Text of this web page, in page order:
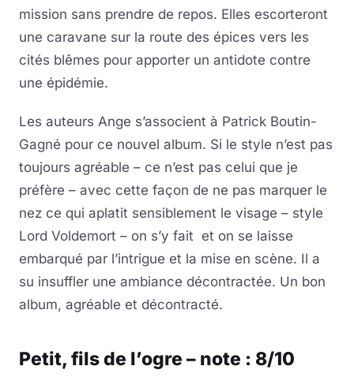
mission sans prendre de repos. Elles escorteront
une caravane sur la route des épices vers les
cités blêmes pour apporter un antidote contre
une épidémie.
Les auteurs Ange s’associent à Patrick Boutin-
Gagné pour ce nouvel album. Si le style n’est pas
toujours agréable – ce n’est pas celui que je
préfère – avec cette façon de ne pas marquer le
nez ce qui aplatit sensiblement le visage – style
Lord Voldemort – on s’y fait et on se laisse
embarqué par l’intrigue et la mise en scène. Il a
su insuffler une ambiance décontractée. Un bon
album, agréable et décontracté.
Petit, fils de l’ogre – note : 8/10